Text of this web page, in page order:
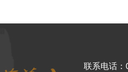
联系电话